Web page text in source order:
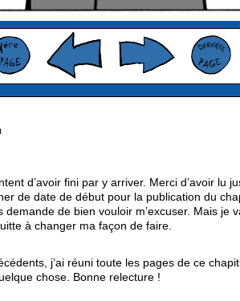
d’avoir fini par y arriver. Merci d’avoir lu
de date de début pour la publication du
de bien vouloir m’excuser. Mais je
à changer ma façon de faire.
j’ai réuni toute les pages de ce
chose. Bonne relecture !